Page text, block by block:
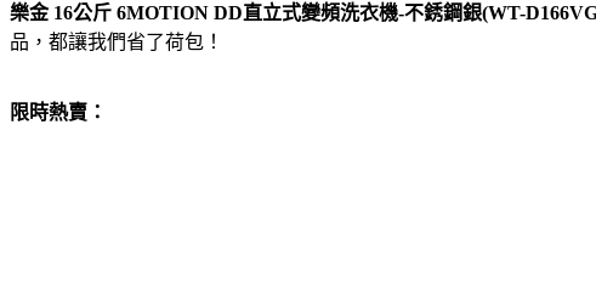
樂金 16公斤 6MOTION DD直立式變頻洗衣機-不銹鋼銀(WT-
品，都讓我們省了荷包！
限時熱賣：